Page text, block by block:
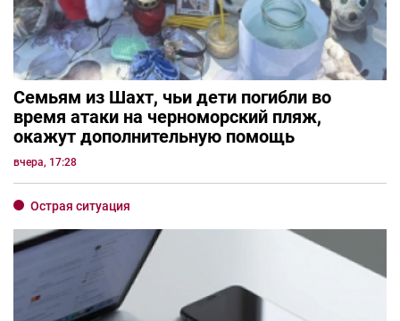
Семьям из Шахт, чьи дети погибли во
время атаки на черноморский пляж,
окажут дополнительную помощь
вчера, 17:28
Острая ситуация